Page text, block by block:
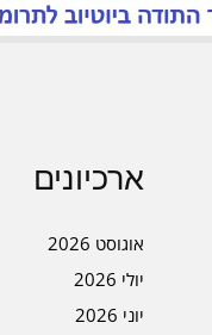
ארכיונים
אוגוסט 2026
יולי 2026
יוני 2026